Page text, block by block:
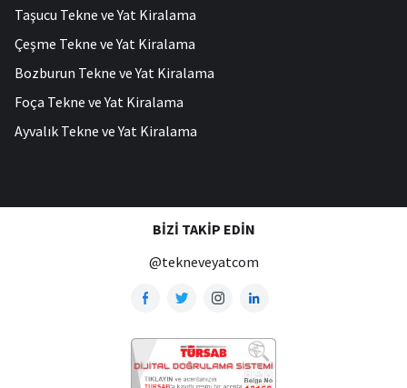
Taşucu Tekne ve Yat Kiralama
Çeşme Tekne ve Yat Kiralama
Bozburun Tekne ve Yat Kiralama
Foça Tekne ve Yat Kiralama
Ayvalık Tekne ve Yat Kiralama
BIZI TAKIP EDIN
@tekneveyatcom